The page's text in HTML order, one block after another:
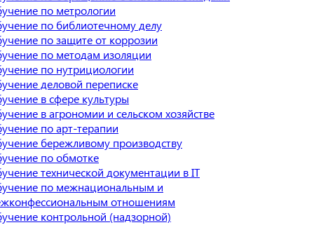
по метрологии
по библиотечному делу
по защите от коррозии
по методам изоляции
по нутрициологии
деловой переписке
в сфере культуры
в агрономии и сельском хозяйстве
по арт-терапии
бережливому производству
по обмотке
технической документации в IT
по межнациональным и
отношениям
контрольной (надзорной)